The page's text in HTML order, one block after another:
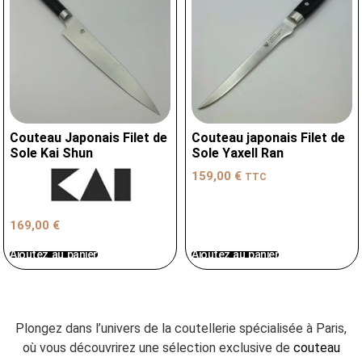
Couteau Japonais Filet de
Sole Kai Shun
169,00 €
Ajoutez au panier
Couteau japonais Filet de
Sole Yaxell Ran
159,00 € TTC
Ajoutez au panier
Plongez dans l’univers de la coutellerie spécialisée à Paris,
où vous découvrirez une sélection exclusive de couteau